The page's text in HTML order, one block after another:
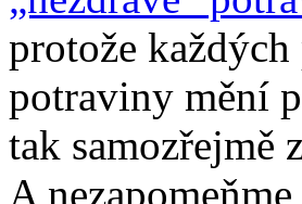
protože každých
potraviny mění
tak samozřejmě
A